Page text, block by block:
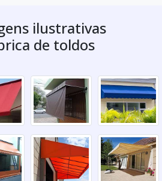
ilustrativas
de toldos